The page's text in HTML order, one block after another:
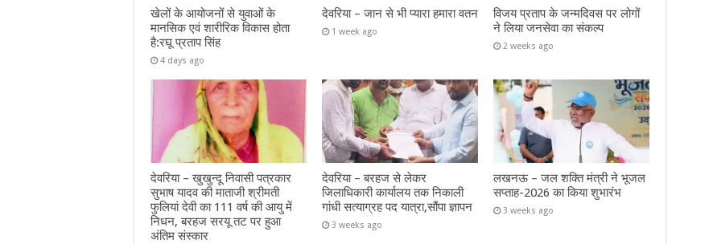
खेलों के आयोजनों से युवाओं के
मानसिक एवं शारीरिक विकास होता
है:रघू प्रताप सिंह
4 days ago
देवरिया – जान से भी प्यारा हमारा वतन
1 week ago
विजय प्रताप के जन्मदिवस पर लोगों
ने लिया जनसेवा का संकल्प
2 weeks ago
देवरिया – खुखुन्दू निवासी पत्रकार
सुभाष यादव की माताजी श्रीमती
फुलियां देवी का 111 वर्ष की आयु में
निधन, बरहज सरयू तट पर हुआ
अंतिम संस्कार
देवरिया – बरहज से लेकर
जिलाधिकारी कार्यालय तक निकाली
गांधी सत्याग्रह पद यात्रा,सौंपा ज्ञापन
3 weeks ago
लखनऊ – जल शक्ति मंत्री ने भूजल
सप्ताह-2026 का किया शुभारंभ
3 weeks ago